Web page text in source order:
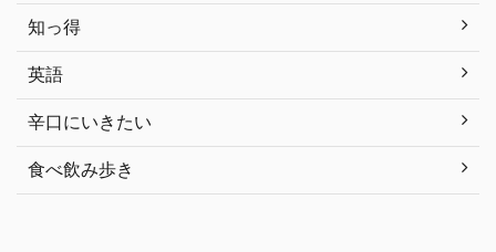
知っ得
英語
辛口にいきたい
食べ飲み歩き